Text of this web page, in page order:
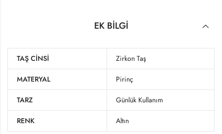
EK BILGI
TAŞ CINSI Zirkon Taş
MATERYAL Pirinç
TARZ Günlük Kullanım
RENK Altın